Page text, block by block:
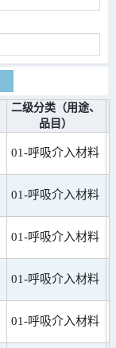
二级分类（用途、
品目）
01-呼吸介入材料
01-呼吸介入材料
01-呼吸介入材料
01-呼吸介入材料
01-呼吸介入材料